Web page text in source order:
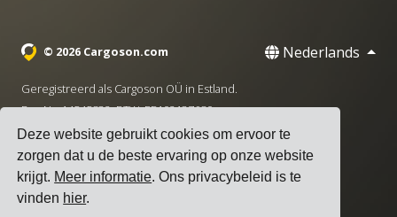
Deze website gebruikt cookies om ervoor te
zorgen dat u de beste ervaring op onze website
krijgt. Meer informatie. Ons privacybeleid is te
vinden hier.
© 2026 Cargoson.com Nederlands
Geregistreerd als Cargoson OÜ in Estland.
Reg Nr: 14545832. BTW: EE102137680.
Hoofdkantoor: Pärnu mnt. 141, 11314 Tallinn, Estland
+372 5555 0028 · hello@cargoson.com
Servicevoorwaarden